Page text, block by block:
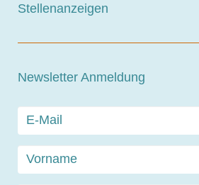
Stellenanzeigen
Newsletter Anmeldung